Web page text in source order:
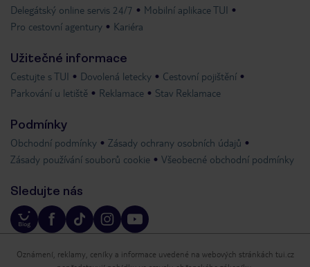
Delegátský online servis 24/7
Mobilní aplikace TUI
Pro cestovní agentury
Kariéra
Užitečné informace
Cestujte s TUI Dovolená letecky
Cestovní pojištění
Parkování u letiště
Reklamace Stav Reklamace
Podmínky
Obchodní podmínky
Zásady ochrany osobních údajů
Zásady používání souborů cookie
Všeobecné obchodní podmínky
Sledujte nás
Oznámení, reklamy, ceníky a informace uvedené na webových stránkách tui.cz